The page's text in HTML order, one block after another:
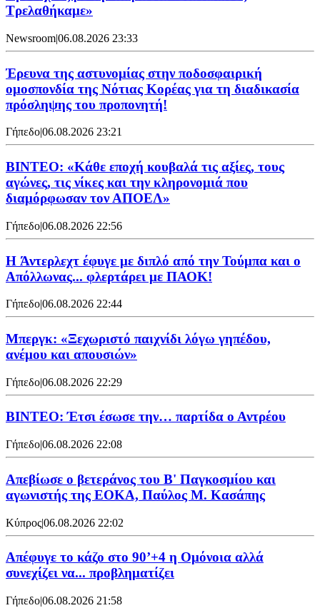
Τρελαθήκαμε»
Newsroom|06.08.2026 23:33
Έρευνα της αστυνομίας στην ποδοσφαιρική
ομοσπονδία της Νότιας Κορέας για τη διαδικασία
πρόσληψης του προπονητή!
Γήπεδο|06.08.2026 23:21
ΒΙΝΤΕΟ: «Κάθε εποχή κουβαλά τις αξίες, τους
αγώνες, τις νίκες και την κληρονομιά που
διαμόρφωσαν τον ΑΠΟΕΛ»
Γήπεδο|06.08.2026 22:56
H Άντερλεχτ έφυγε με διπλό από την Τούμπα και ο
Απόλλωνας... φλερτάρει με ΠΑΟΚ!
Γήπεδο|06.08.2026 22:44
Μπεργκ: «Ξεχωριστό παιχνίδι λόγω γηπέδου,
ανέμου και απουσιών»
Γήπεδο|06.08.2026 22:29
ΒΙΝΤΕΟ: Έτσι έσωσε την… παρτίδα ο Αντρέου
Γήπεδο|06.08.2026 22:08
Απεβίωσε ο βετεράνος του Β' Παγκοσμίου και
αγωνιστής της ΕΟΚΑ, Παύλος Μ. Κασάπης
Κύπρος|06.08.2026 22:02
Απέφυγε το κάζο στο 90’+4 η Ομόνοια αλλά
συνεχίζει να... προβληματίζει
Γήπεδο|06.08.2026 21:58